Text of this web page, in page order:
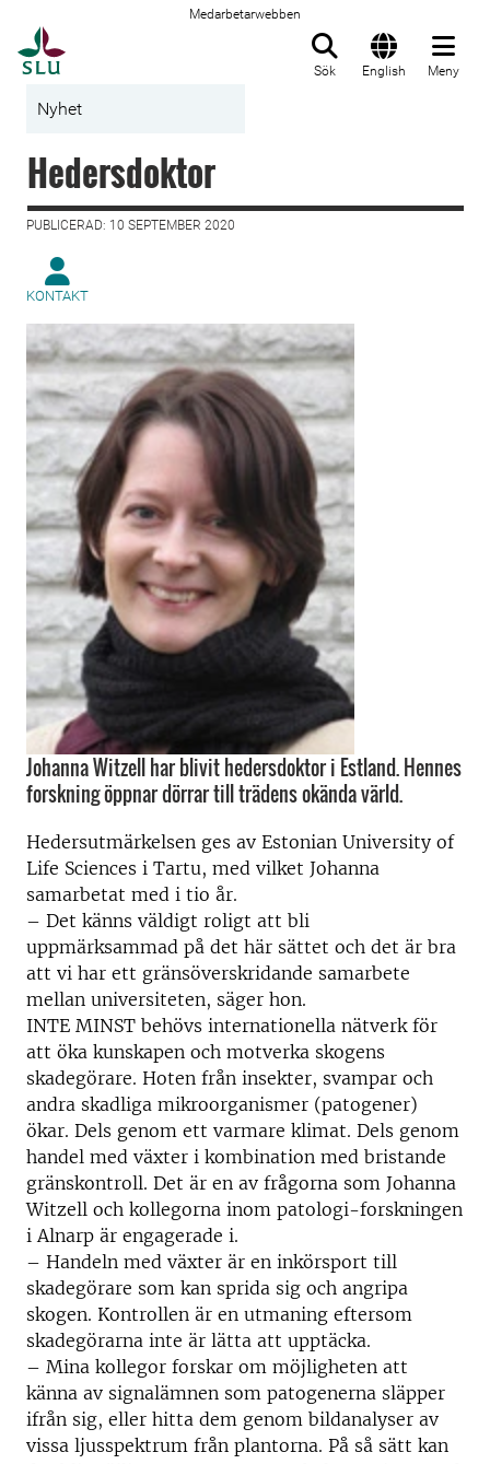
Medarbetarwebben
Sök English Meny
Nyhet
Hedersdoktor
PUBLICERAD: 10 SEPTEMBER 2020
KONTAKT
Johanna Witzell har blivit hedersdoktor i Estland. Hennes
forskning öppnar dörrar till trädens okända värld.
Hedersutmärkelsen ges av Estonian University of
Life Sciences i Tartu, med vilket Johanna
samarbetat med i tio år.
– Det känns väldigt roligt att bli
uppmärksammad på det här sättet och det är bra
att vi har ett gränsöverskridande samarbete
mellan universiteten, säger hon.
INTE MINST behövs internationella nätverk för
att öka kunskapen och motverka skogens
skadegörare. Hoten från insekter, svampar och
andra skadliga mikroorganismer (patogener)
ökar. Dels genom ett varmare klimat. Dels genom
handel med växter i kombination med bristande
gränskontroll. Det är en av frågorna som Johanna
Witzell och kollegorna inom patologi-forskningen
i Alnarp är engagerade i.
– Handeln med växter är en inkörsport till
skadegörare som kan sprida sig och angripa
skogen. Kontrollen är en utmaning eftersom
skadegörarna inte är lätta att upptäcka.
– Mina kollegor forskar om möjligheten att
känna av signalämnen som patogenerna släpper
ifrån sig, eller hitta dem genom bildanalyser av
vissa ljusspektrum från plantorna. På så sätt kan